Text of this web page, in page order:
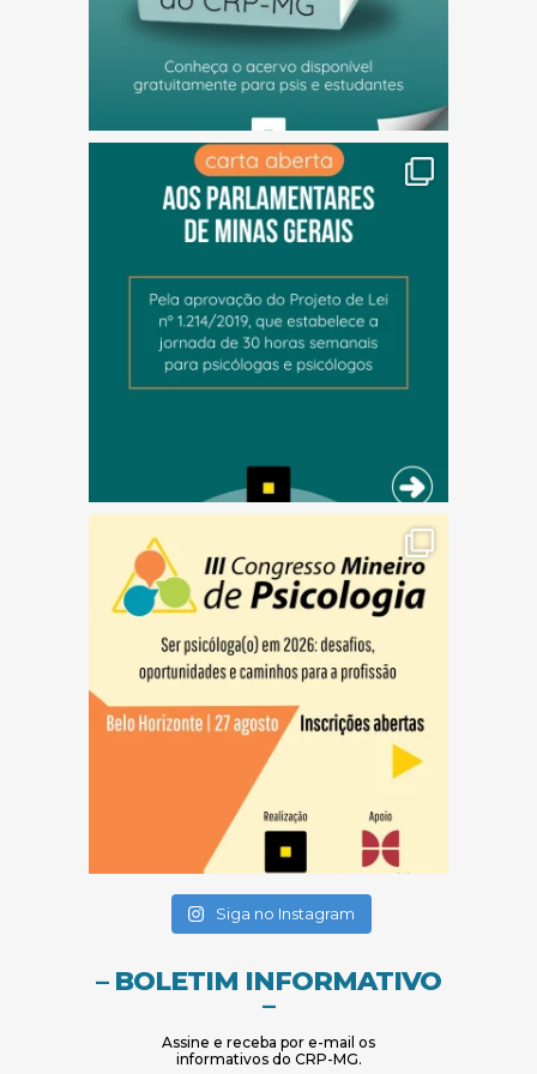
Siga no Instagram
– BOLETIM INFORMATIVO
–
Assine e receba por e-mail os
informativos do CRP-MG.